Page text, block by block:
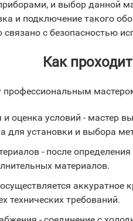
и выбор данной
и подключение такого
с безопасностью
Как
профессиональным
и оценка условий - мастер
для установки и выбора
- после
материалов.
аккуратное
технических требований.